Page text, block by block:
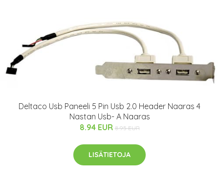
Deltaco Usb Paneeli 5 Pin Usb 2.0 Header Naaras 4
Nastan Usb- A Naaras
8.94 EUR 8.95 EUR
LISÄTIETOJA